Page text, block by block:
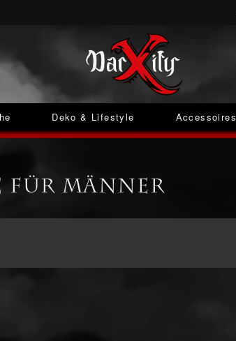
Deko & Lifestyle Accessoires
für Männer